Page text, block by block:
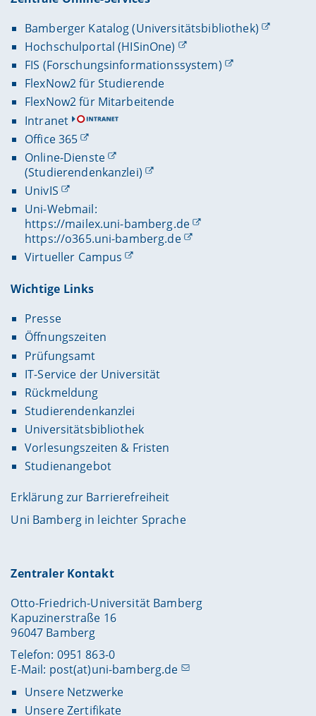
Bamberger Katalog (Universitätsbibliothek)
Hochschulportal (HISinOne)
FIS (Forschungsinformationssystem)
FlexNow2 für Studierende
FlexNow2 für Mitarbeitende
Intranet
Office 365
Online-Dienste
(Studierendenkanzlei)
UnivIS
Uni-Webmail:
https://mailex.uni-bamberg.de
https://o365.uni-bamberg.de
Virtueller Campus
Wichtige Links
Presse
Öffnungszeiten
Prüfungsamt
IT-Service der Universität
Rückmeldung
Studierendenkanzlei
Universitätsbibliothek
Vorlesungszeiten & Fristen
Studienangebot
Erklärung zur Barrierefreiheit
Uni Bamberg in leichter Sprache
Zentraler Kontakt
Otto-Friedrich-Universität Bamberg
Kapuzinerstraße 16
96047 Bamberg
Telefon: 0951 863-0
E-Mail: post(at)uni-bamberg.de
Unsere Netzwerke
Unsere Zertifikate